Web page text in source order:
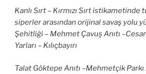
Kanlı Sırt – Kırmızı Sırt istikametinde
siperler arasından orijinal savaş yolu
Şehitliği – Mehmet Çavuş Anıtı
Yarları – Kılıçbayırı
Talat Göktepe Anıtı –Mehmetçik Parkı